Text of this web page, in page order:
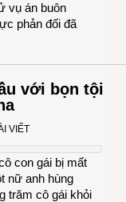
vụ án buôn
phản đối đã
với bọn tội
VIẾT
con gái bị mất
nữ anh hùng
trăm cô gái khỏi